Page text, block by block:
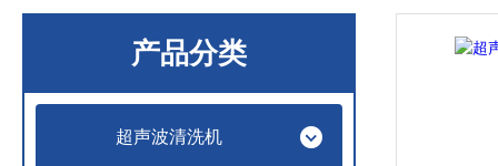
产品分类
超声波清洗机